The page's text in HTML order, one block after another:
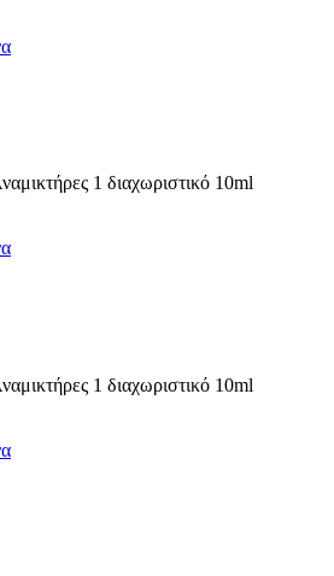
1 διαχωριστικό 10ml
1 διαχωριστικό 10ml